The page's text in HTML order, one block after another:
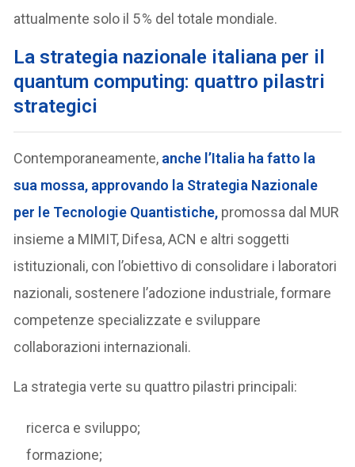
attualmente solo il 5 % del totale mondiale.
La strategia nazionale italiana per il
quantum computing: quattro pilastri
strategici
Contemporaneamente, anche l’Italia ha fatto la
sua mossa, approvando la Strategia Nazionale
per le Tecnologie Quantistiche, promossa dal MUR
insieme a MIMIT, Difesa, ACN e altri soggetti
istituzionali, con l’obiettivo di consolidare i laboratori
nazionali, sostenere l’adozione industriale, formare
competenze specializzate e sviluppare
collaborazioni internazionali.
La strategia verte su quattro pilastri principali:
ricerca e sviluppo;
formazione;